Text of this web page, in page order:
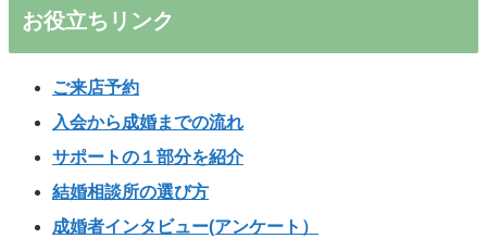
お役立ちリンク
ご来店予約
入会から成婚までの流れ
サポートの１部分を紹介
結婚相談所の選び方
成婚者インタビュー(アンケート）